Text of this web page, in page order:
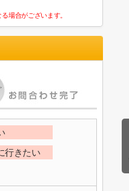
場合がございます。
行きたい